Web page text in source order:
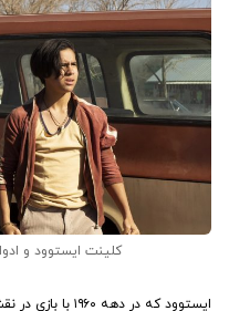
کلینت ایستوود و
ایستوود که در